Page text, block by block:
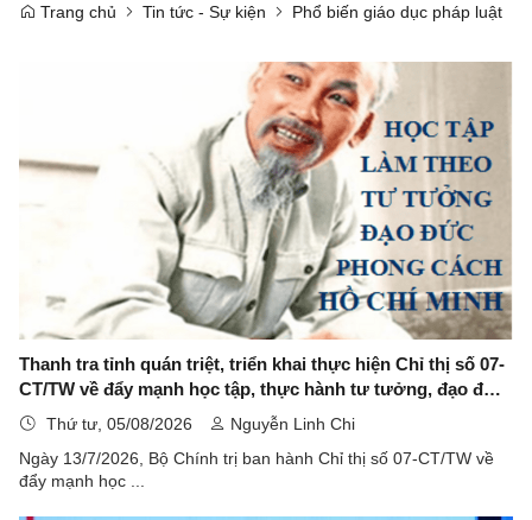
Trang chủ Tin tức - Sự kiện Phổ biến giáo dục pháp luật
Thanh tra tỉnh quán triệt, triển khai thực hiện Chỉ thị số 07-
CT/TW về đẩy mạnh học tập, thực hành tư tưởng, đạo đức,
phương pháp, phong cách Hồ Chí Minh trong giai đoạn
phát triển mới
Thứ tư, 05/08/2026
Nguyễn Linh Chi
Ngày 13/7/2026, Bộ Chính trị ban hành Chỉ thị số 07-CT/TW về
đẩy mạnh học ...